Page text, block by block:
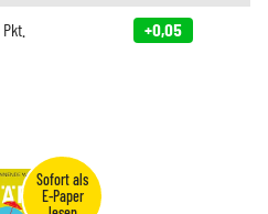
Pkt. +0,05